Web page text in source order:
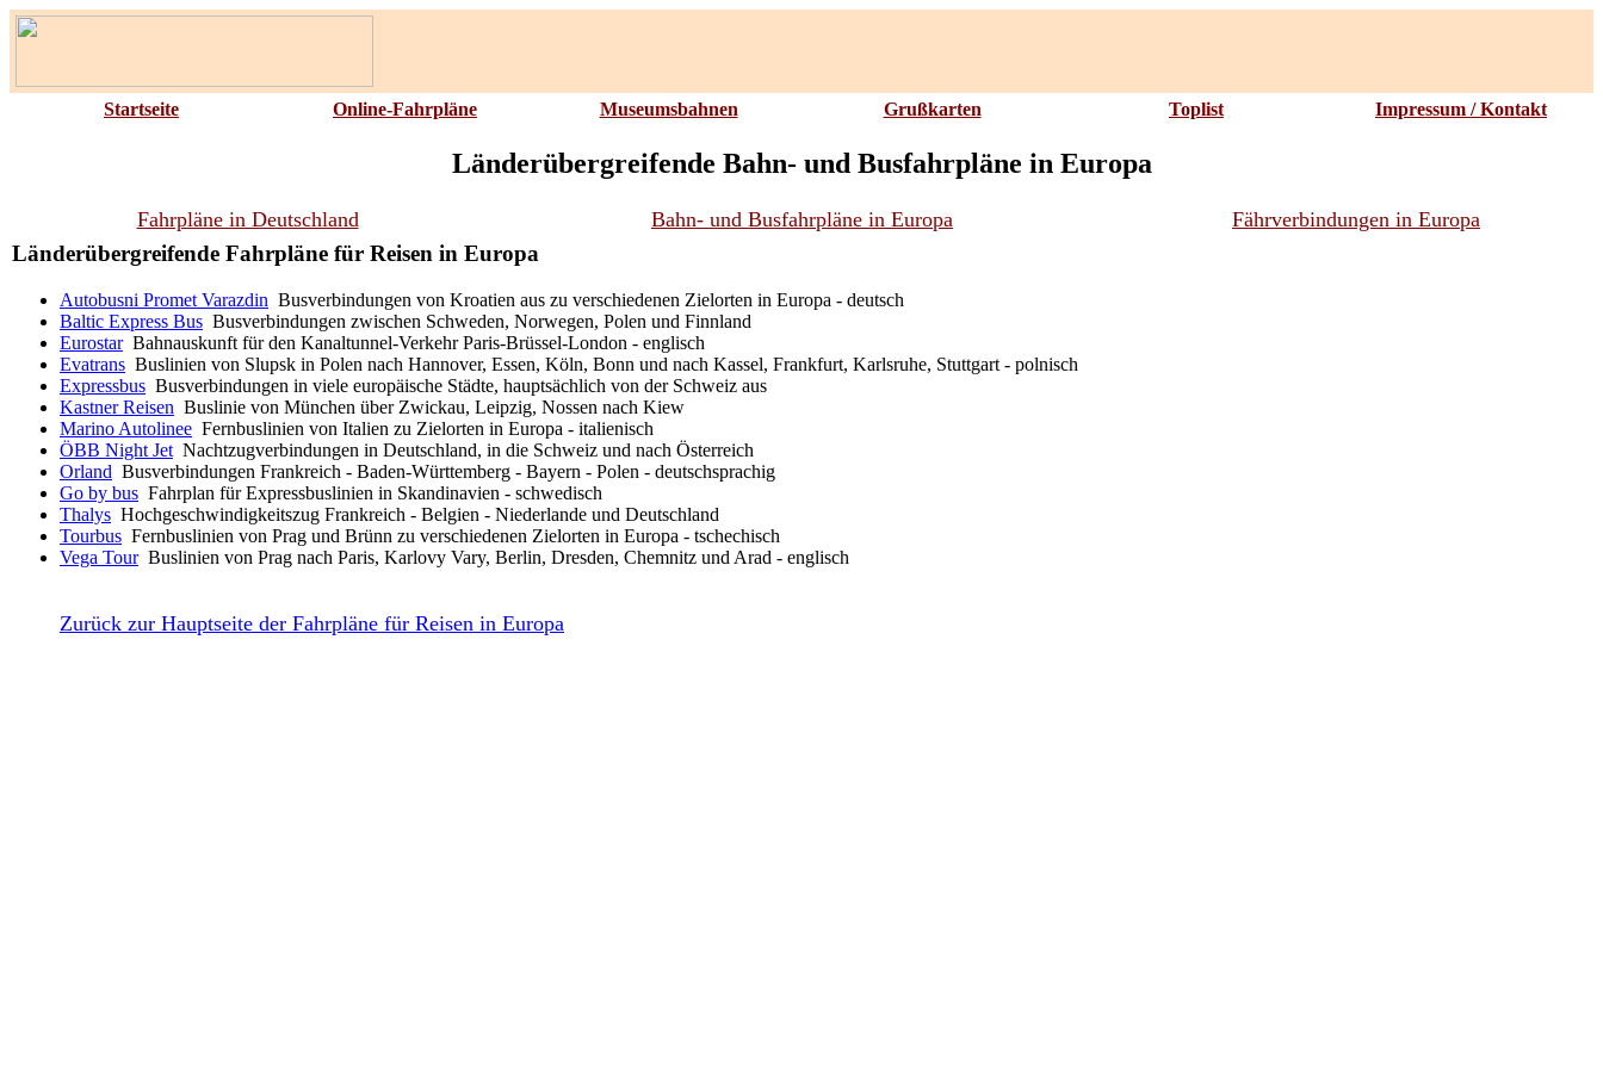
Startseite Online-Fahrpläne Museumsbahnen Grußkarten Toplist Impressum / Kontakt
Länderübergreifende Bahn- und Busfahrpläne in Europa
Fahrpläne in Deutschland Bahn- und Busfahrpläne in Europa Fährverbindungen in Europa
Länderübergreifende Fahrpläne für Reisen in Europa
Autobusni Promet Varazdin Busverbindungen von Kroatien aus zu verschiedenen Zielorten in Europa - deutsch
Baltic Express Bus Busverbindungen zwischen Schweden, Norwegen, Polen und Finnland
Eurostar Bahnauskunft für den Kanaltunnel-Verkehr Paris-Brüssel-London - englisch
Evatrans Buslinien von Slupsk in Polen nach Hannover, Essen, Köln, Bonn und nach Kassel, Frankfurt, Karlsruhe, Stuttgart - polnisch
Expressbus Busverbindungen in viele europäische Städte, hauptsächlich von der Schweiz aus
Kastner Reisen Buslinie von München über Zwickau, Leipzig, Nossen nach Kiew
Marino Autolinee Fernbuslinien von Italien zu Zielorten in Europa - italienisch
ÖBB Night Jet Nachtzugverbindungen in Deutschland, in die Schweiz und nach Österreich
Orland Busverbindungen Frankreich - Baden-Württemberg - Bayern - Polen - deutschsprachig
Go by bus Fahrplan für Expressbuslinien in Skandinavien - schwedisch
Thalys Hochgeschwindigkeitszug Frankreich - Belgien - Niederlande und Deutschland
Tourbus Fernbuslinien von Prag und Brünn zu verschiedenen Zielorten in Europa - tschechisch
Vega Tour Buslinien von Prag nach Paris, Karlovy Vary, Berlin, Dresden, Chemnitz und Arad - englisch
Zurück zur Hauptseite der Fahrpläne für Reisen in Europa